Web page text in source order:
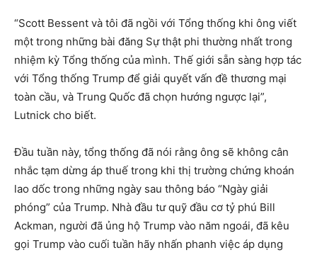
“Scott Bessent và tôi đã ngồi với Tổng thống khi ông viết
một trong những bài đăng Sự thật phi thường nhất trong
nhiệm kỳ Tổng thống của mình. Thế giới sẵn sàng hợp tác
với Tổng thống Trump để giải quyết vấn đề thương mại
toàn cầu, và Trung Quốc đã chọn hướng ngược lại”,
Lutnick cho biết.
Đầu tuần này, tổng thống đã nói rằng ông sẽ không cân
nhắc tạm dừng áp thuế trong khi thị trường chứng khoán
lao dốc trong những ngày sau thông báo “Ngày giải
phóng” của Trump. Nhà đầu tư quỹ đầu cơ tỷ phú Bill
Ackman, người đã ủng hộ Trump vào năm ngoái, đã kêu
gọi Trump vào cuối tuần hãy nhấn phanh việc áp dụng